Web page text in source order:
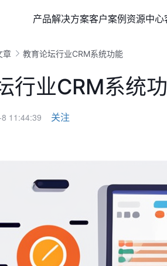
产品解决方案客户案例资源中心
章 教育论坛行业CRM系统功能
行业CRM系统
11:44:39 关注